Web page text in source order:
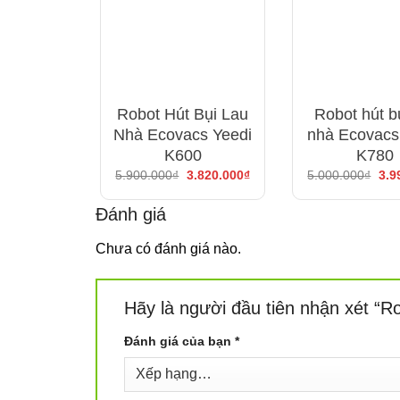
đồ định vị tốt việc hoàn thành công việc trở về
Robot hút bụi lau nhà 2 trong 1
Robot Hút Bụi Lau
Nhà Ecovacs Yeedi
K600
5.900.000₫ Giá
là:
3.820.000₫Giá
tại
Robot hút
nhà
K780
5.000.000₫ Giá
là:
Đánh giá
Chưa có đánh giá nào.
Hãy là người đầu tiên nhận xét
Đánh giá của bạn *